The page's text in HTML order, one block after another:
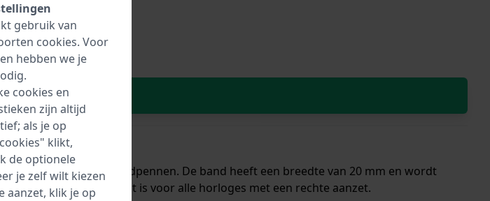
door middel van bandpennen. De band heeft een breedte van 20 mm en wordt
dat deze band geschikt is voor alle horloges met een rechte aanzet.
gebruik van
cookies. Voor
hebben we je
cookies en
zijn altijd
als je op
klikt,
de optionele
je zelf wilt kiezen
aanzet, klik je op